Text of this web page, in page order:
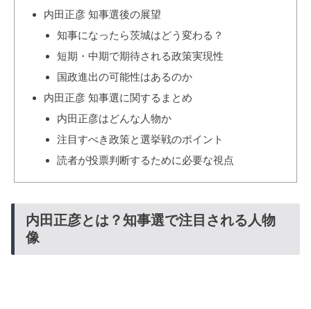
内田正彦 知事選後の展望
知事になったら茨城はどう変わる？
短期・中期で期待される政策実現性
国政進出の可能性はあるのか
内田正彦 知事選に関するまとめ
内田正彦はどんな人物か
注目すべき政策と選挙戦のポイント
読者が投票判断するために必要な視点
内田正彦とは？知事選で注目される人物
像